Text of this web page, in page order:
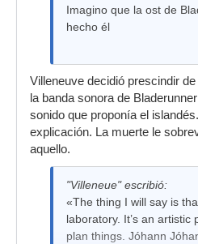
Imagino que la ost de
hecho él
Villeneuve decidió prescindir
la banda sonora de
sonido que proponía el
explicación. La muerte le
aquello.
"Villeneue" escribió:
«The thing I will say is
laboratory. It’s an artistic
plan things. Jóhann